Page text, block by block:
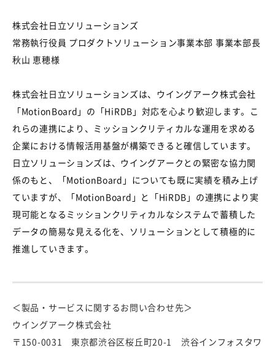
株式会社日立ソリューションズ
常務執行役員 プロダクトソリューション事業本部 事業本部長
秋山 恵穂様
株式会社日立ソリューションズは、ウイングアーク株式会社
「MotionBoard」の「HiRDB」対応を心より歓迎します。こ
れらの連携により、ミッションクリティカルな運用を求める
企業における情報活用基盤が構築できると確信しています。
日立ソリューションズは、ウイングアークとの緊密な協力関
係のもと、「MotionBoard」についても既に実績を積み上げ
ていますが、「MotionBoard」と「HiRDB」の連携により実
現可能となるミッションクリティカルなシステムで蓄積した
データの簡易な見える化を、ソリューションとして積極的に
推進していきます。
＜製品・サービスに関するお問い合わせ先＞
ウイングアーク株式会社
〒150-0031 東京都渋谷区桜丘町20-1 渋谷インフォスタワ